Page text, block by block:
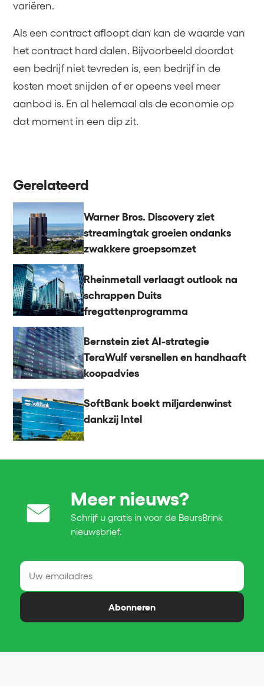
variëren.
Als een contract afloopt dan kan de waarde van
het contract hard dalen. Bijvoorbeeld doordat
een bedrijf niet tevreden is, een bedrijf in de
kosten moet snijden of er opeens veel meer
aanbod is. En al helemaal als de economie op
dat moment in een dip zit.
Gerelateerd
Warner Bros. Discovery ziet
streamingtak groeien ondanks
zwakkere groepsomzet
Rheinmetall verlaagt outlook na
schrappen Duits
fregattenprogramma
Bernstein ziet AI-strategie
TeraWulf versnellen en handhaaft
koopadvies
SoftBank boekt miljardenwinst
dankzij Intel
Meer nieuws?
Schrijf u gratis in voor de BeursBrink
nieuwsbrief.
Abonneren